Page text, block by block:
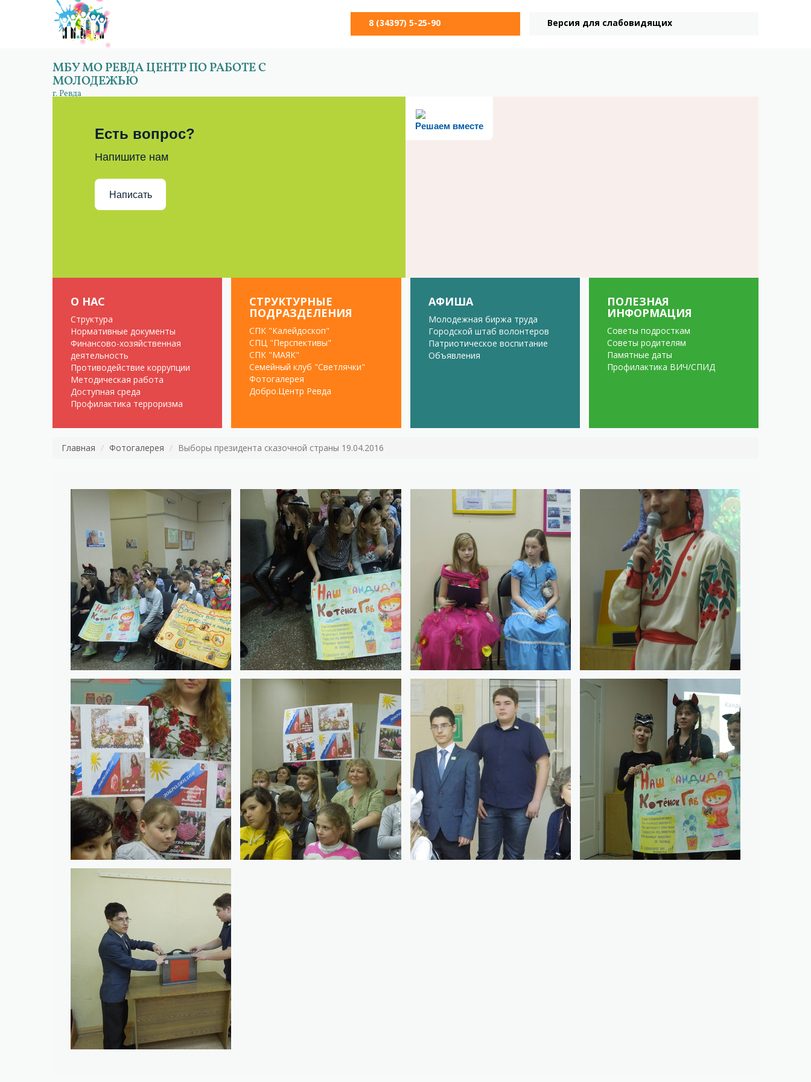
МБУ МО РЕВДА ЦЕНТР ПО РАБОТЕ С
МОЛОДЕЖЬЮ
г. Ревда
8 (34397) 5-25-90 Версия для слабовидящих
Решаем вместе
Есть вопрос?
Напишите нам
Написать
О НАС
Структура
Нормативные документы
Финансово-хозяйственная
деятельность
Противодействие коррупции
Методическая работа
Доступная среда
Профилактика терроризма
СТРУКТУРНЫЕ
ПОДРАЗДЕЛЕНИЯ
СПК "Калейдоскоп"
СПЦ "Перспективы"
СПК "МАЯК"
Семейный клуб "Светлячки"
Фотогалерея
Добро.Центр Ревда
АФИША
Молодежная биржа труда
Городской штаб волонтеров
Патриотическое воспитание
Объявления
ПОЛЕЗНАЯ
ИНФОРМАЦИЯ
Советы подросткам
Советы родителям
Памятные даты
Профилактика ВИЧ/СПИД
Главная Фотогалерея Выборы президента сказочной страны 19.04.2016